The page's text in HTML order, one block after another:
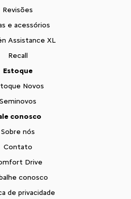
Revisões
e acessórios
Assistance XL
Recall
Estoque
Novos
Seminovos
conosco
Sobre nós
Contato
Drive
conosco
de privacidade